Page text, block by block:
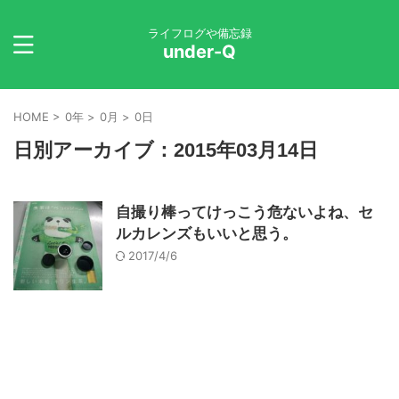
ライフログや備忘録
under-Q
HOME > 0年 > 0月 > 0日
日別アーカイブ：2015年03月14日
自撮り棒ってけっこう危ないよね、セ
ルカレンズもいいと思う。
2017/4/6